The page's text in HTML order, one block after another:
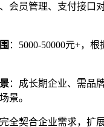
会员管理、支付接口
：5000-50000元+，
：成长期企业、需品
景。
全契合企业需求，扩